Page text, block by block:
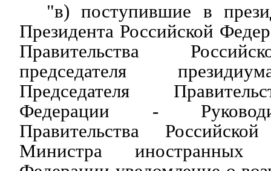
"в) поступившие в
Президента Российской
Правительства
председателя
Председателя
Федерации -
Правительства
Министра иностранных